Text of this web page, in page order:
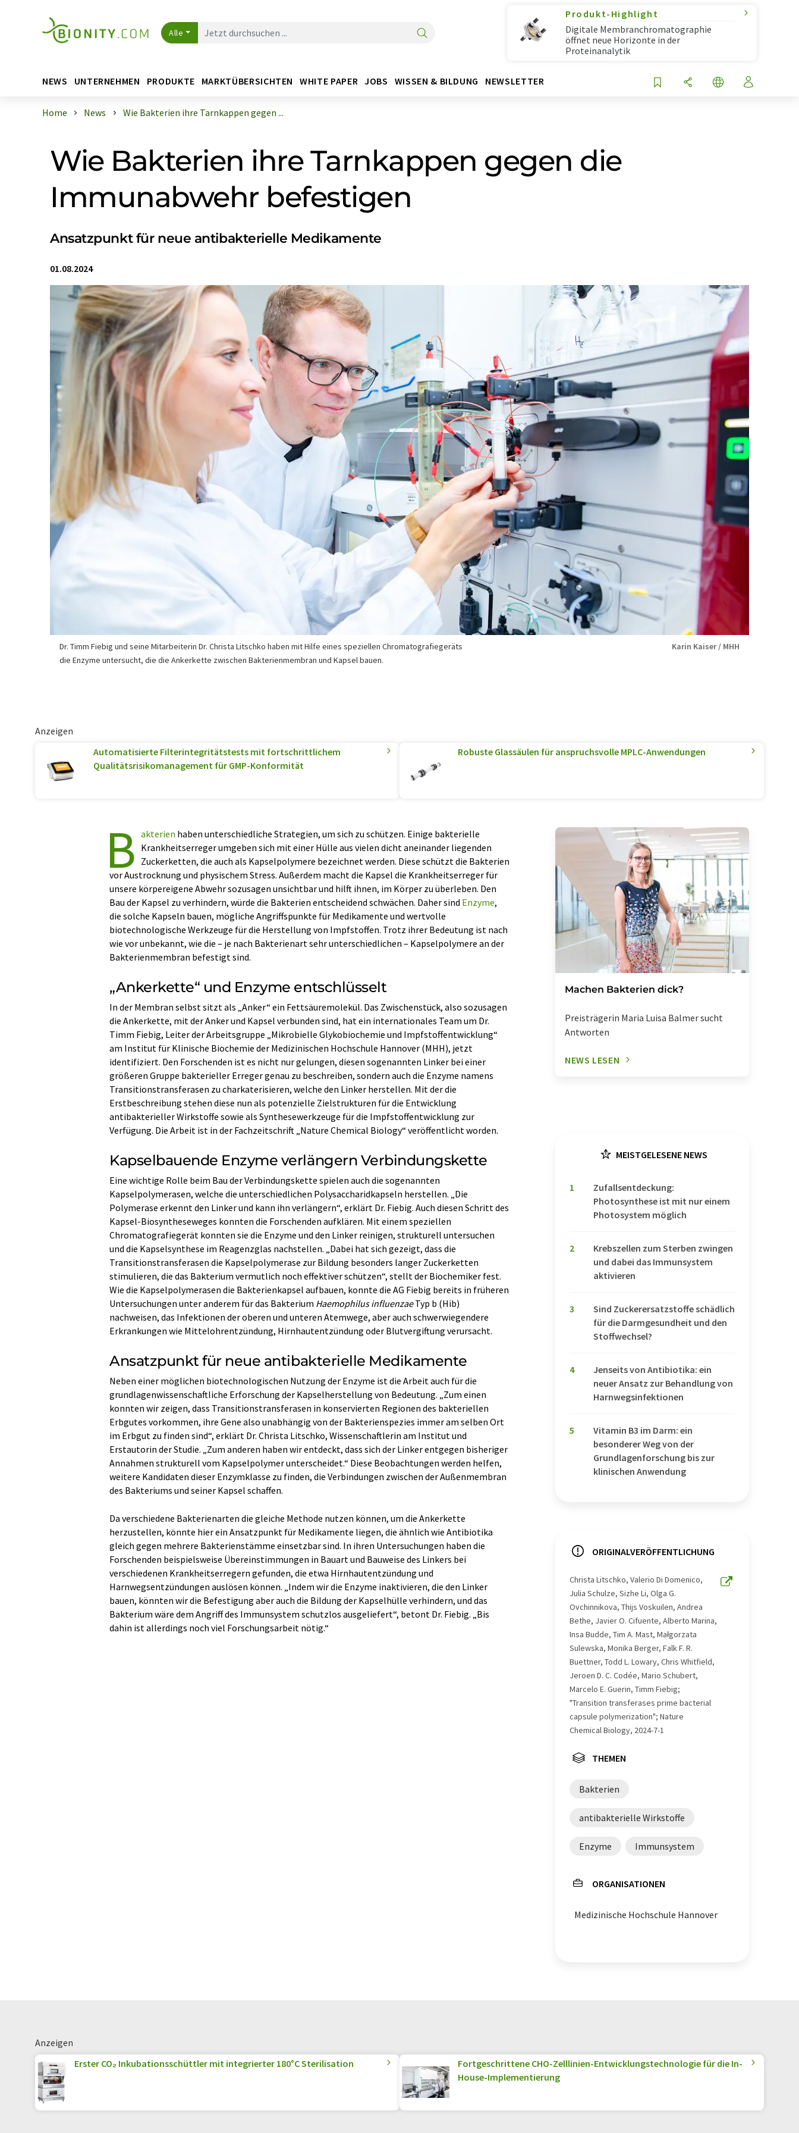
Alle
Produkt-Highlight
Digitale Membranchromatographie
öffnet neue Horizonte in der
Proteinanalytik
NEWS UNTERNEHMEN PRODUKTE MARKTÜBERSICHTEN WHITE PAPER JOBS WISSEN & BILDUNG NEWSLETTER
Home News Wie Bakterien ihre Tarnkappen gegen ...
Wie Bakterien ihre Tarnkappen gegen die
Immunabwehr befestigen
Ansatzpunkt für neue antibakterielle Medikamente
01.08.2024
Dr. Timm Fiebig und seine Mitarbeiterin Dr. Christa Litschko haben mit Hilfe eines speziellen Chromatografiegeräts
die Enzyme untersucht, die die Ankerkette zwischen Bakterienmembran und Kapsel bauen.
Karin Kaiser / MHH
Anzeigen
Automatisierte Filterintegritätstests mit fortschrittlichem
Qualitätsrisikomanagement für GMP-Konformität
Robuste Glassäulen für anspruchsvolle MPLC-Anwendungen
B akterien haben unterschiedliche Strategien, um sich zu schützen. Einige bakterielle
Krankheitserreger umgeben sich mit einer Hülle aus vielen dicht aneinander liegenden
Zuckerketten, die auch als Kapselpolymere bezeichnet werden. Diese schützt die Bakterien
vor Austrocknung und physischem Stress. Außerdem macht die Kapsel die Krankheitserreger für
unsere körpereigene Abwehr sozusagen unsichtbar und hilft ihnen, im Körper zu überleben. Den
Bau der Kapsel zu verhindern, würde die Bakterien entscheidend schwächen. Daher sind Enzyme,
die solche Kapseln bauen, mögliche Angriffspunkte für Medikamente und wertvolle
biotechnologische Werkzeuge für die Herstellung von Impfstoffen. Trotz ihrer Bedeutung ist nach
wie vor unbekannt, wie die – je nach Bakterienart sehr unterschiedlichen – Kapselpolymere an der
Bakterienmembran befestigt sind.
„Ankerkette“ und Enzyme entschlüsselt
In der Membran selbst sitzt als „Anker“ ein Fettsäuremolekül. Das Zwischenstück, also sozusagen
die Ankerkette, mit der Anker und Kapsel verbunden sind, hat ein internationales Team um Dr.
Timm Fiebig, Leiter der Arbeitsgruppe „Mikrobielle Glykobiochemie und Impfstoffentwicklung“
am Institut für Klinische Biochemie der Medizinischen Hochschule Hannover (MHH), jetzt
identifiziert. Den Forschenden ist es nicht nur gelungen, diesen sogenannten Linker bei einer
größeren Gruppe bakterieller Erreger genau zu beschreiben, sondern auch die Enzyme namens
Transitionstransferasen zu charkaterisieren, welche den Linker herstellen. Mit der die
Erstbeschreibung stehen diese nun als potenzielle Zielstrukturen für die Entwicklung
antibakterieller Wirkstoffe sowie als Synthesewerkzeuge für die Impfstoffentwicklung zur
Verfügung. Die Arbeit ist in der Fachzeitschrift „Nature Chemical Biology“ veröffentlicht worden.
Kapselbauende Enzyme verlängern Verbindungskette
Eine wichtige Rolle beim Bau der Verbindungskette spielen auch die sogenannten
Kapselpolymerasen, welche die unterschiedlichen Polysaccharidkapseln herstellen. „Die
Polymerase erkennt den Linker und kann ihn verlängern“, erklärt Dr. Fiebig. Auch diesen Schritt des
Kapsel-Biosyntheseweges konnten die Forschenden aufklären. Mit einem speziellen
Chromatografiegerät konnten sie die Enzyme und den Linker reinigen, strukturell untersuchen
und die Kapselsynthese im Reagenzglas nachstellen. „Dabei hat sich gezeigt, dass die
Transitionstransferasen die Kapselpolymerase zur Bildung besonders langer Zuckerketten
stimulieren, die das Bakterium vermutlich noch effektiver schützen“, stellt der Biochemiker fest.
Wie die Kapselpolymerasen die Bakterienkapsel aufbauen, konnte die AG Fiebig bereits in früheren
Untersuchungen unter anderem für das Bakterium Haemophilus influenzaeTyp b (Hib)
nachweisen, das Infektionen der oberen und unteren Atemwege, aber auch schwerwiegendere
Erkrankungen wie Mittelohrentzündung, Hirnhautentzündung oder Blutvergiftung verursacht.
Ansatzpunkt für neue antibakterielle Medikamente
Neben einer möglichen biotechnologischen Nutzung der Enzyme ist die Arbeit auch für die
grundlagenwissenschaftliche Erforschung der Kapselherstellung von Bedeutung. „Zum einen
konnten wir zeigen, dass Transitionstransferasen in konservierten Regionen des bakteriellen
Erbgutes vorkommen, ihre Gene also unabhängig von der Bakterienspezies immer am selben Ort
im Erbgut zu finden sind“, erklärt Dr. Christa Litschko, Wissenschaftlerin am Institut und
Erstautorin der Studie. „Zum anderen haben wir entdeckt, dass sich der Linker entgegen bisheriger
Annahmen strukturell vom Kapselpolymer unterscheidet.“ Diese Beobachtungen werden helfen,
weitere Kandidaten dieser Enzymklasse zu finden, die Verbindungen zwischen der Außenmembran
des Bakteriums und seiner Kapsel schaffen.
Da verschiedene Bakterienarten die gleiche Methode nutzen können, um die Ankerkette
herzustellen, könnte hier ein Ansatzpunkt für Medikamente liegen, die ähnlich wie Antibiotika
gleich gegen mehrere Bakterienstämme einsetzbar sind. In ihren Untersuchungen haben die
Forschenden beispielsweise Übereinstimmungen in Bauart und Bauweise des Linkers bei
verschiedenen Krankheitserregern gefunden, die etwa Hirnhautentzündung und
Harnwegsentzündungen auslösen können. „Indem wir die Enzyme inaktivieren, die den Linker
bauen, könnten wir die Befestigung aber auch die Bildung der Kapselhülle verhindern, und das
Bakterium wäre dem Angriff des Immunsystem schutzlos ausgeliefert“, betont Dr. Fiebig. „Bis
dahin ist allerdings noch viel Forschungsarbeit nötig.“
Machen Bakterien dick?
Preisträgerin Maria Luisa Balmer sucht
Antworten
NEWS LESEN
MEISTGELESENE NEWS
1
Zufallsentdeckung:
Photosynthese ist mit nur einem
Photosystem möglich
2
Krebszellen zum Sterben zwingen
und dabei das Immunsystem
aktivieren
3
Sind Zuckerersatzstoffe schädlich
für die Darmgesundheit und den
Stoffwechsel?
4
Jenseits von Antibiotika: ein
neuer Ansatz zur Behandlung von
Harnwegsinfektionen
5
Vitamin B3 im Darm: ein
besonderer Weg von der
Grundlagenforschung bis zur
klinischen Anwendung
ORIGINALVERÖFFENTLICHUNG
Christa Litschko, Valerio Di Domenico,
Julia Schulze, Sizhe Li, Olga G.
Ovchinnikova, Thijs Voskuilen, Andrea
Bethe, Javier O. Cifuente, Alberto Marina,
Insa Budde, Tim A. Mast, Małgorzata
Sulewska, Monika Berger, Falk F. R.
Buettner, Todd L. Lowary, Chris Whitfield,
Jeroen D. C. Codée, Mario Schubert,
Marcelo E. Guerin, Timm Fiebig;
"Transition transferases prime bacterial
capsule polymerization"; Nature
Chemical Biology, 2024-7-1
THEMEN
Bakterien
antibakterielle Wirkstoffe
Enzyme Immunsystem
ORGANISATIONEN
Medizinische Hochschule Hannover
Anzeigen
Erster CO₂ Inkubationsschüttler mit integrierter 180°C Sterilisation
Fortgeschrittene CHO-Zelllinien-Entwicklungstechnologie für die In-
House-Implementierung